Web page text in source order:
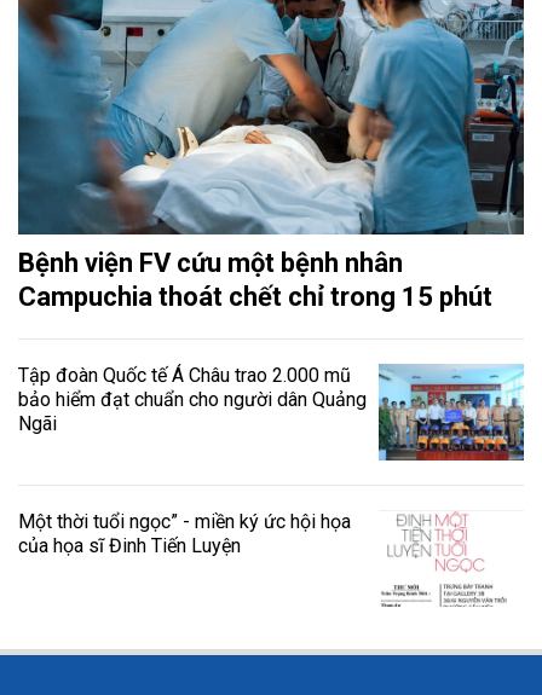
Bệnh viện FV cứu một bệnh nhân
Campuchia thoát chết chỉ trong 15 phút
Tập đoàn Quốc tế Á Châu trao 2.000 mũ
bảo hiểm đạt chuẩn cho người dân Quảng
Ngãi
Một thời tuổi ngọc” - miền ký ức hội họa
của họa sĩ Đinh Tiến Luyện